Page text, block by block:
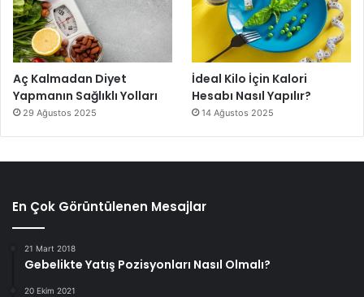
Aç Kalmadan Diyet
Yapmanın Sağlıklı Yolları
29 Ağustos 2025
İdeal Kilo İçin Kalori
Hesabı Nasıl Yapılır?
14 Ağustos 2025
En Çok Görüntülenen Mesajlar
21 Mart 2018
Gebelikte Yatış Pozisyonları Nasıl Olmalı?
20 Ekim 2021